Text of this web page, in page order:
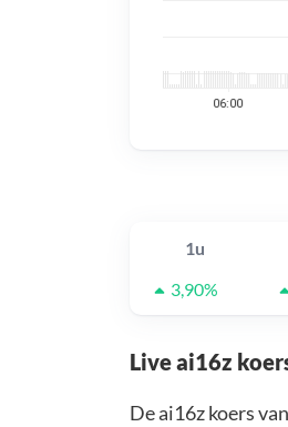
1u
3,90%
Live ai16z
De ai16z koers